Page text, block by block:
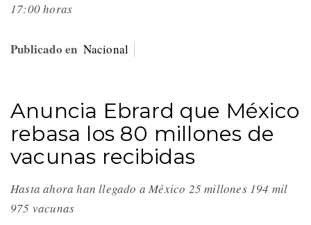
17:00 horas
Publicado en Nacional
Anuncia Ebrard que México
rebasa los 80 millones de
vacunas recibidas
Hasta ahora han llegado a México 25 millones 194 mil
975 vacunas